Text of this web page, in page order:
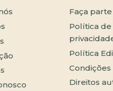
Faça
Política de
Política
Direitos